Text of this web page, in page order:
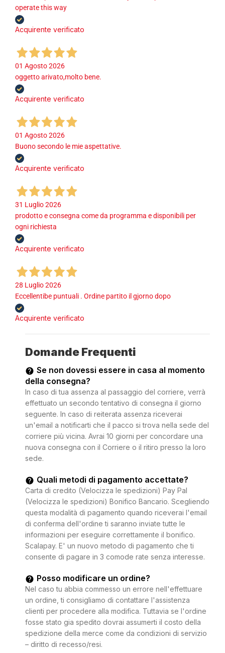
operate this way
Acquirente verificato
01 Agosto 2026
oggetto arivato,molto bene.
Acquirente verificato
01 Agosto 2026
Buono secondo le mie aspettative.
Acquirente verificato
31 Luglio 2026
prodotto e consegna come da programma e disponibili per
ogni richiesta
Acquirente verificato
28 Luglio 2026
Eccellentibe puntuali . Ordine partito il gjorno dopo
Acquirente verificato
Domande Frequenti
Se non dovessi essere in casa al momento
della consegna?
In caso di tua assenza al passaggio del corriere, verrà
effettuato un secondo tentativo di consegna il giorno
seguente. In caso di reiterata assenza riceverai
un'email a notificarti che il pacco si trova nella sede del
corriere più vicina. Avrai 10 giorni per concordare una
nuova consegna con il Corriere o il ritiro presso la loro
sede.
Quali metodi di pagamento accettate?
Carta di credito (Velocizza le spedizioni) Pay Pal
(Velocizza le spedizioni) Bonifico Bancario. Scegliendo
questa modalità di pagamento quando riceverai l'email
di conferma dell'ordine ti saranno inviate tutte le
informazioni per eseguire correttamente il bonifico.
Scalapay. E' un nuovo metodo di pagamento che ti
consente di pagare in 3 comode rate senza interesse.
Posso modificare un ordine?
Nel caso tu abbia commesso un errore nell'effettuare
un ordine, ti consigliamo di contattare l'assistenza
clienti per procedere alla modifica. Tuttavia se l'ordine
fosse stato gia spedito dovrai assumerti il costo della
spedizione della merce come da condizioni di servizio
– diritto di recesso/resi.